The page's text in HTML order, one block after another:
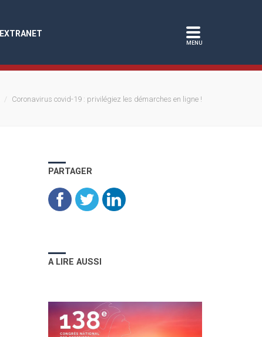
EXTRANET
Coronavirus covid-19 : privilégiez les démarches en ligne !
PARTAGER
A LIRE AUSSI